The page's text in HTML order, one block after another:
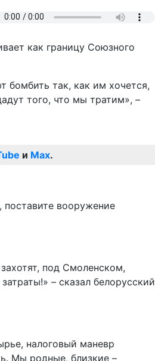
как границу Союзного
бомбить так, как им хочется,
того, что мы тратим», –
и Max.
вооружение
под Смоленском,
– сказал белорусский
налоговый маневр
Мы родные, близкие –